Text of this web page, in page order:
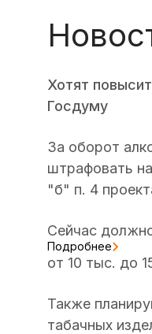
Хотят
Госдуму
За оборот
штрафовать
"б" п. 4
Сейчас
Подробнее
от 10 тыс. до
Также
табачных